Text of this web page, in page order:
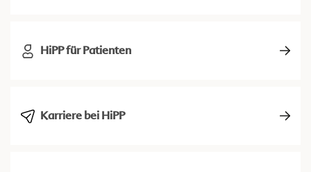
HiPP für Patienten
Karriere bei HiPP